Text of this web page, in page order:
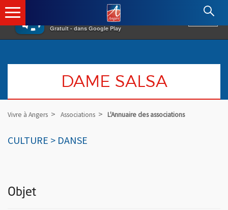
×
Gratuit - dans Google Play
Angers.fr : Retour à l'accueil
DAME SALSA
Vivre à Angers Associations L'Annuaire des associations
CULTURE > DANSE
Objet